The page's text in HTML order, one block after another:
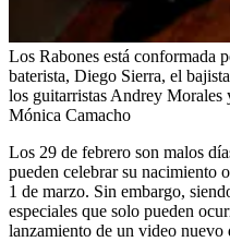
Los Rabones está conformada
baterista, Diego Sierra, el
los guitarristas Andrey Morales
Mónica Camacho
Los 29 de febrero son malos
pueden celebrar su nacimiento
1 de marzo. Sin embargo,
especiales que solo pueden
lanzamiento de un video nuevo